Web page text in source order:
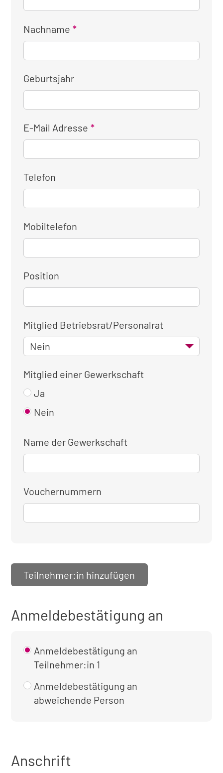
Nachname
Geburtsjahr
E-Mail Adresse
Telefon
Mobiltelefon
Position
Mitglied Betriebsrat/Personalrat
Mitglied einer Gewerkschaft
Ja
Nein
Name der Gewerkschaft
Vouchernummern
Teilnehmer:in hinzufügen
Anmeldebestätigung an
Anmeldebestätigung an
Teilnehmer:in 1
Anmeldebestätigung an
abweichende Person
Anschrift